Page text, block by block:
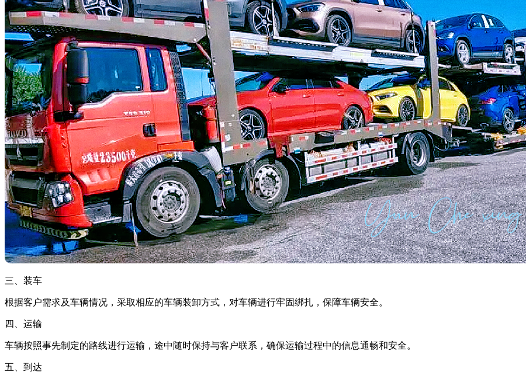
三、装车
根据客户需求及车辆情况，采取相应的车辆装卸方式，对车辆进行牢固绑扎，保障车辆安全。
四、运输
车辆按照事先制定的路线进行运输，途中随时保持与客户联系，确保运输过程中的信息通畅和安全。
五、到达